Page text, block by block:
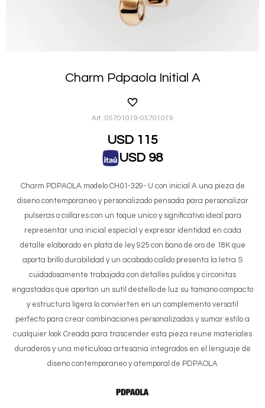
Charm Pdpaola Initial A
05701019-05701019
USD 115
USD 98
Charm PDPAOLA modelo CH01-329- U con inicial A una pieza de
diseno contemporaneo y personalizado pensada para personalizar
pulseras o collares con un toque unico y significativo ideal para
representar una inicial especial y expresar identidad en cada
detalle elaborado en plata de ley 925 con bano de oro de 18K que
aporta brillo durabilidad y un acabado calido presenta la letra S
cuidadosamente trabajada con detalles pulidos y circonitas
engastadas que aportan un sutil destello de luz su tamano compacto
y estructura ligera lo convierten en un complemento versatil
perfecto para crear combinaciones personalizadas y sumar estilo a
cualquier look Creada para trascender esta pieza reune materiales
duraderos y una meticulosa artesania integrados en el lenguaje de
diseno contemporaneo y atemporal de PDPAOLA